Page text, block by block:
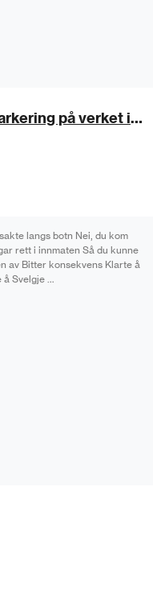
Du fikk en favorittmarkering på verket ingerms:Gaffel
langs botn Nei, du kom
rett i innmaten Så du kunne
av Bitter konsekvens Klarte å
å Svelgje …